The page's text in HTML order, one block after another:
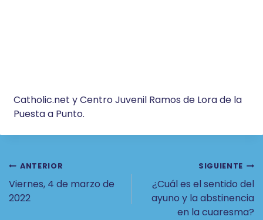
Catholic.net y Centro Juvenil Ramos de Lora de la
Puesta a Punto.
Navegación
De
ANTERIOR
Viernes, 4 de marzo de
2022
SIGUIENTE
¿Cuál es el sentido del
ayuno y la abstinencia
en la cuaresma?